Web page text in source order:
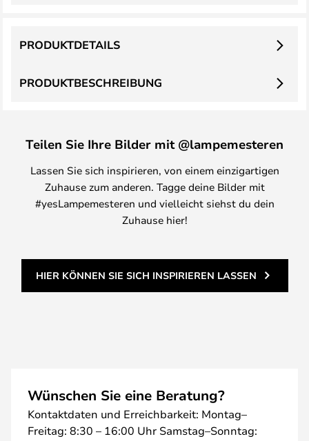
PRODUKTBESCHREIBUNG
PRODUKTDETAILS
Teilen Sie Ihre Bilder mit @lampemesteren
Lassen Sie sich inspirieren, von einem einzigartigen
Zuhause zum anderen. Tagge deine Bilder mit
#yesLampemesteren und vielleicht siehst du dein
Zuhause hier!
HIER KÖNNEN SIE SICH INSPIRIEREN LASSEN
Wünschen Sie eine Beratung?
Kontaktdaten und Erreichbarkeit: Montag–
Freitag: 8:30 – 16:00 Uhr Samstag–Sonntag: